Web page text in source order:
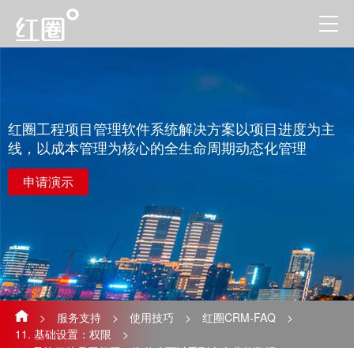
红圈工程项目管理软件系统解决方案以项目进度为主
线，以成本管理为核心的全生命周期动态化管理
申请演示
> 服务支持 > 使用技巧 > 红圈CRM-FAQ
>
11. 基础设置：权限
>